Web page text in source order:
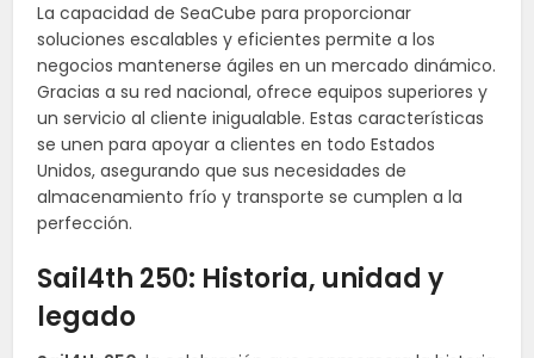
La capacidad de SeaCube para proporcionar
soluciones escalables y eficientes permite a los
negocios mantenerse ágiles en un mercado dinámico.
Gracias a su red nacional, ofrece equipos superiores y
un servicio al cliente inigualable. Estas características
se unen para apoyar a clientes en todo Estados
Unidos, asegurando que sus necesidades de
almacenamiento frío y transporte se cumplen a la
perfección.
Sail4th 250: Historia, unidad y
legado